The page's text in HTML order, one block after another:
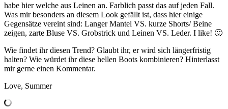
habe hier welche aus Leinen an. Farblich passt das auf jeden Fall.
Was mir besonders an diesem Look gefällt ist, dass hier einige
Gegensätze vereint sind: Langer Mantel VS. kurze Shorts/ Beine
zeigen, zarte Bluse VS. Grobstrick und Leinen VS. Leder. I like! 🙂
Wie findet ihr diesen Trend? Glaubt ihr, er wird sich längerfristig
halten? Wie würdet ihr diese hellen Boots kombinieren? Hinterlasst
mir gerne einen Kommentar.
Love, Summer